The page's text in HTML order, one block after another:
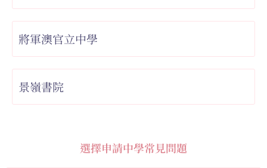
將軍澳官立中學
景嶺書院
選擇申請中學常見問題